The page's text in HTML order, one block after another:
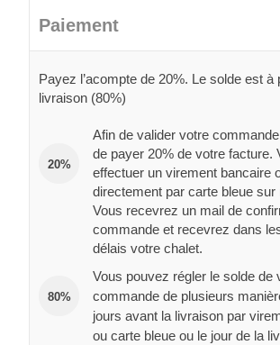
Paiement
Payez l’acompte de 20%. Le solde est à
livraison (80%)
20%
Afin de valider votre
de payer 20% de votre facture.
effectuer un virement bancaire
directement par carte bleue sur
Vous recevrez un mail de
commande et recevrez dans
délais votre chalet.
80%
Vous pouvez régler le solde de
commande de plusieurs
jours avant la livraison par
ou carte bleue ou le jour de la